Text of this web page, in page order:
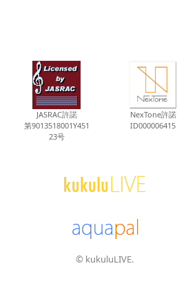
JASRAC許諾
第9013518001Y451
23号
NexTone許諾
ID000006415
© kukuluLIVE.